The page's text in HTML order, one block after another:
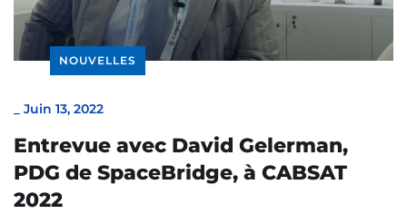
NOUVELLES
Juin 13, 2022
Entrevue avec David Gelerman,
PDG de SpaceBridge, à CABSAT
2022